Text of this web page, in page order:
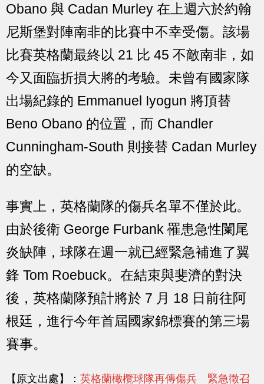
Obano 與 Cadan Murley 在上週六於約翰
尼斯堡對陣南非的比賽中不幸受傷。該場
比賽英格蘭最終以 21 比 45 不敵南非，如
今又面臨折損大將的考驗。未曾有國家隊
出場紀錄的 Emmanuel Iyogun 將頂替
Beno Obano 的位置，而 Chandler
Cunningham-South 則接替 Cadan Murley
的空缺。
事實上，英格蘭隊的傷兵名單不僅於此。
由於後衛 George Furbank 罹患急性闌尾
炎缺陣，球隊在週一就已經緊急補進了翼
鋒 Tom Roebuck。在結束與斐濟的對決
後，英格蘭隊預計將於 7 月 18 日前往阿
根廷，進行今年首屆國家錦標賽的第三場
賽事。
【原文出處】： 英格蘭橄欖球隊再傳傷兵 緊急徵召